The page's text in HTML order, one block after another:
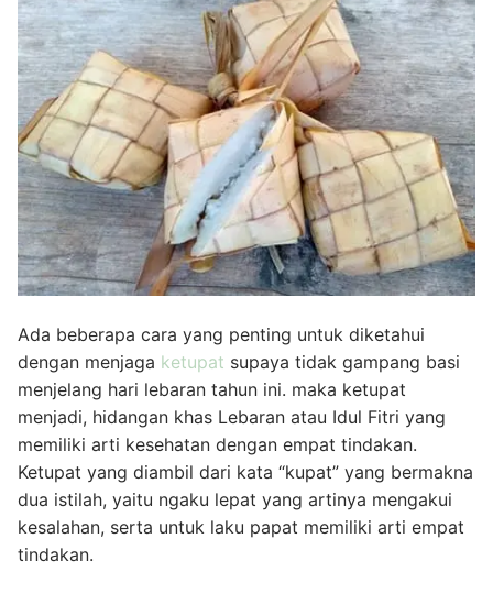
Ada beberapa cara yang penting untuk diketahui
dengan menjaga ketupat supaya tidak gampang basi
menjelang hari lebaran tahun ini. maka ketupat
menjadi, hidangan khas Lebaran atau Idul Fitri yang
memiliki arti kesehatan dengan empat tindakan.
Ketupat yang diambil dari kata “kupat” yang bermakna
dua istilah, yaitu ngaku lepat yang artinya mengakui
kesalahan, serta untuk laku papat memiliki arti empat
tindakan.